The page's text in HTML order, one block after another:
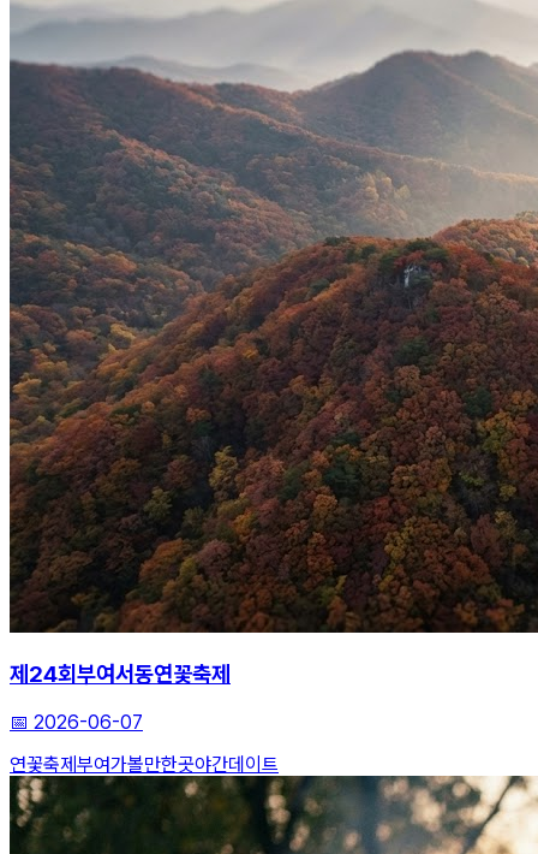
제24회부여서동연꽃축제
📅 2026-06-07
연꽃축제부여가볼만한곳야간데이트